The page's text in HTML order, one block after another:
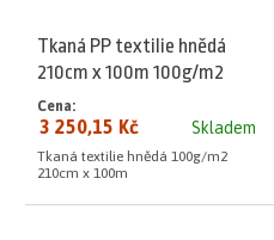
Tkaná PP textilie hnědá
210cm x 100m 100g/m2
Skladem
Cena:
3 250,15 Kč
Tkaná textilie hnědá 100g/m2
210cm x 100m